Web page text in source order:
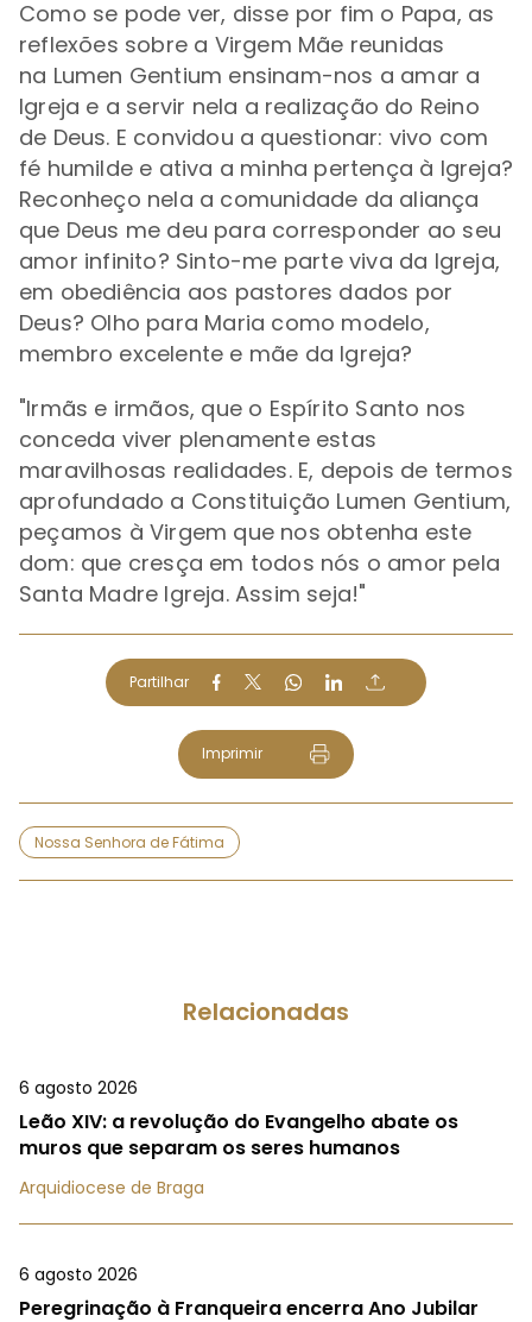
Como se pode ver, disse por fim o Papa, as
reflexões sobre a Virgem Mãe reunidas
na Lumen Gentium ensinam-nos a amar a
Igreja e a servir nela a realização do Reino
de Deus. E convidou a questionar: vivo com
fé humilde e ativa a minha pertença à Igreja?
Reconheço nela a comunidade da aliança
que Deus me deu para corresponder ao seu
amor infinito? Sinto-me parte viva da Igreja,
em obediência aos pastores dados por
Deus? Olho para Maria como modelo,
membro excelente e mãe da Igreja?
"Irmãs e irmãos, que o Espírito Santo nos
conceda viver plenamente estas
maravilhosas realidades. E, depois de termos
aprofundado a Constituição Lumen Gentium,
peçamos à Virgem que nos obtenha este
dom: que cresça em todos nós o amor pela
Santa Madre Igreja. Assim seja!"
Partilhar
Imprimir
Nossa Senhora de Fátima
Relacionadas
6 agosto 2026
Leão XIV: a revolução do Evangelho abate os
muros que separam os seres humanos
Arquidiocese de Braga
6 agosto 2026
Peregrinação à Franqueira encerra Ano Jubilar